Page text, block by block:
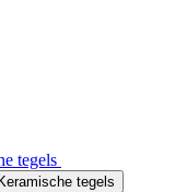
tegels
Keramische tegels